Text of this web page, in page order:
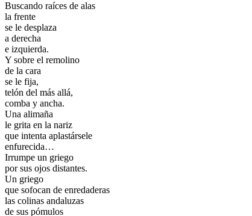
Buscando raíces de alas
la frente
se le desplaza
a derecha
e izquierda.
Y sobre el remolino
de la cara
se le fija,
telón del más allá,
comba y ancha.
Una alimaña
le grita en la nariz
que intenta aplastársele
enfurecida…
Irrumpe un griego
por sus ojos distantes.
Un griego
que sofocan de enredaderas
las colinas andaluzas
de sus pómulos